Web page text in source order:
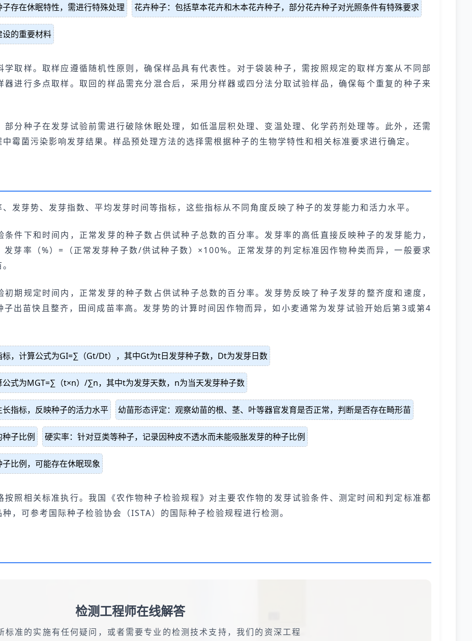
存在休眠特性，需进行特殊处理 花卉种子：包括草本花卉和木本花卉种子，部分花卉种子对光照条件有特殊要求
的重要材料
取样。取样应遵循随机性原则，确保样品具有代表性。对于袋装种子，需按照规定的取样方案从不同部
进行多点取样。取回的样品需充分混合后，采用分样器或四分法分取试验样品，确保每个重复的种子来
分种子在发芽试验前需进行破除休眠处理，如低温层积处理、变温处理、化学药剂处理等。此外，还需
霉菌污染影响发芽结果。样品预处理方法的选择需根据种子的生物学特性和相关标准要求进行确定。
发芽势、发芽指数、平均发芽时间等指标，这些指标从不同角度反映了种子的发芽能力和活力水平。
件下和时间内，正常发芽的种子数占供试种子总数的百分率。发芽率的高低直接反映种子的发芽能力，
芽率（%）=（正常发芽种子数/供试种子数）×100%。正常发芽的判定标准因作物种类而异，一般要求
期规定时间内，正常发芽的种子数占供试种子总数的百分率。发芽势反映了种子发芽的整齐度和速度，
出苗快且整齐，田间成苗率高。发芽势的计算时间因作物而异，如小麦通常为发芽试验开始后第3或第4
，计算公式为GI=∑（Gt/Dt），其中Gt为t日发芽种子数，Dt为发芽日数
式为MGT=∑（t×n）/∑n，其中t为发芽天数，n为当天发芽种子数
指标，反映种子的活力水平 幼苗形态评定：观察幼苗的根、茎、叶等器官发育是否正常，判断是否存在畸形苗
子比例 硬实率：针对豆类等种子，记录因种皮不透水而未能吸胀发芽的种子比例
比例，可能存在休眠现象
照相关标准执行。我国《农作物种子检验规程》对主要农作物的发芽试验条件、测定时间和判定标准都
，可参考国际种子检验协会（ISTA）的国际种子检验规程进行检测。
检测工程师在线解答
标准的实施有任何疑问，或者需要专业的检测技术支持，我们的资深工程